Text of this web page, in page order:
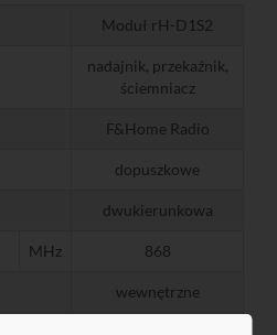
Moduł rH-D1S2
nadajnik, przekaźnik,
ściemniacz
F&Home Radio
dopuszkowe
dwukierunkowa
MHz 868
wewnętrzne